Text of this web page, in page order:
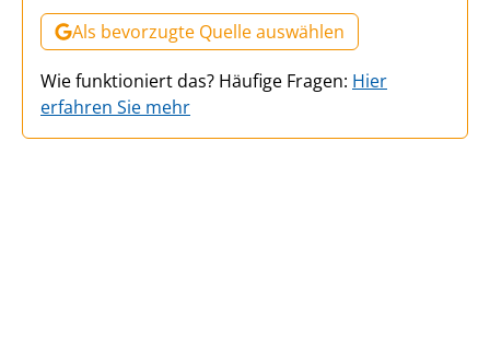
Als bevorzugte Quelle auswählen
Wie funktioniert das? Häufige Fragen: Hier
erfahren Sie mehr